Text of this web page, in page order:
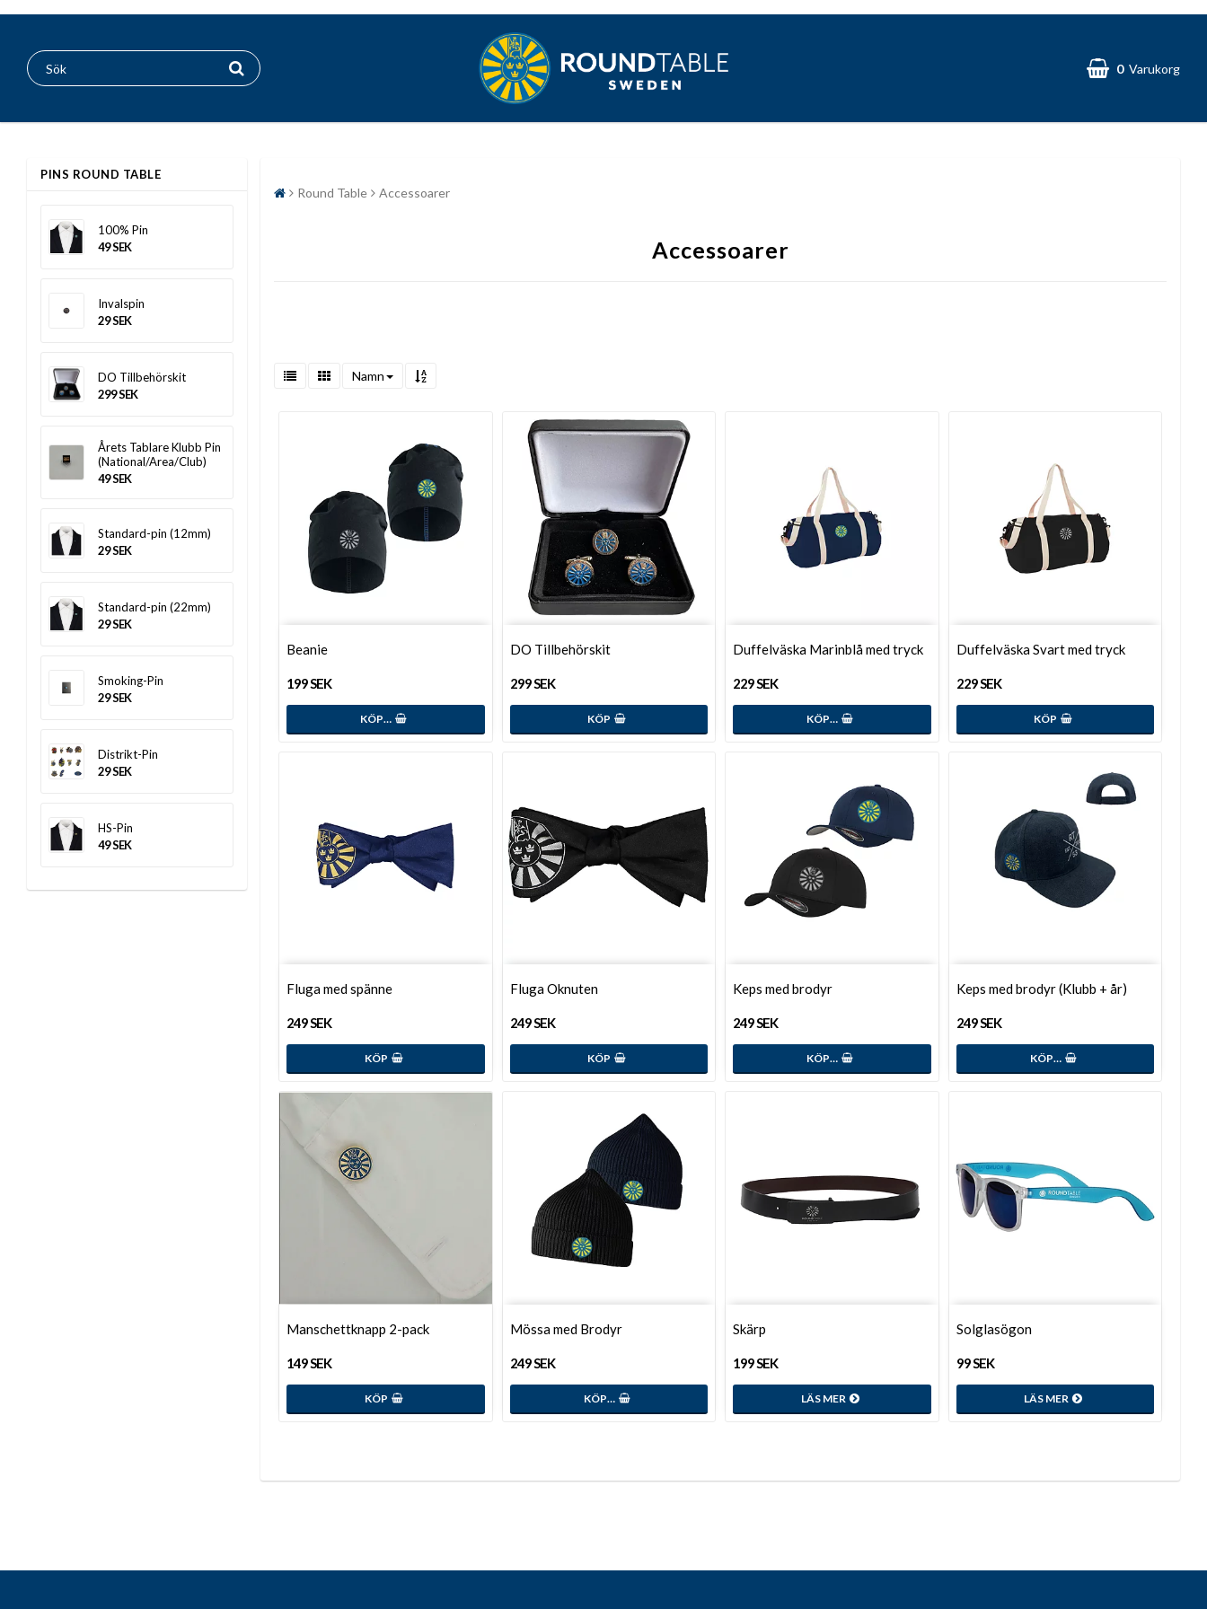
0 Varukorg
PINS ROUND TABLE
100% Pin
49 SEK
Invalspin
29 SEK
DO Tillbehörskit
299 SEK
Årets Tablare Klubb Pin
(National/Area/Club)
49 SEK
Standard-pin (12mm)
29 SEK
Standard-pin (22mm)
29 SEK
Smoking-Pin
29 SEK
Distrikt-Pin
29 SEK
HS-Pin
49 SEK
Round Table Accessoarer
Accessoarer
Namn
Beanie
199 SEK
KÖP…
DO Tillbehörskit
299 SEK
KÖP
Duffelväska Marinblå med tryck
229 SEK
KÖP…
Duffelväska Svart med tryck
229 SEK
KÖP
Fluga med spänne
249 SEK
KÖP
Fluga Oknuten
249 SEK
KÖP
Keps med brodyr
249 SEK
KÖP…
Keps med brodyr (Klubb + år)
249 SEK
KÖP…
Manschettknapp 2-pack
149 SEK
KÖP
Mössa med Brodyr
249 SEK
KÖP…
Skärp
199 SEK
LÄS MER
Solglasögon
99 SEK
LÄS MER